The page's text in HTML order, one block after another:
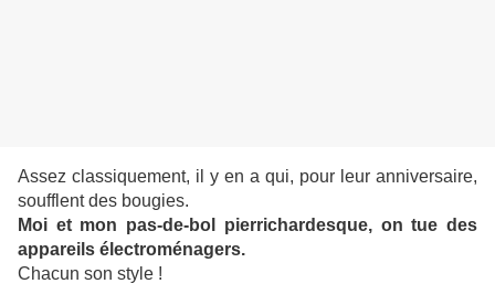
Assez classiquement, il y en a qui, pour leur anniversaire,
soufflent des bougies.
Moi et mon pas-de-bol pierrichardesque, on tue des
appareils électroménagers.
Chacun son style !